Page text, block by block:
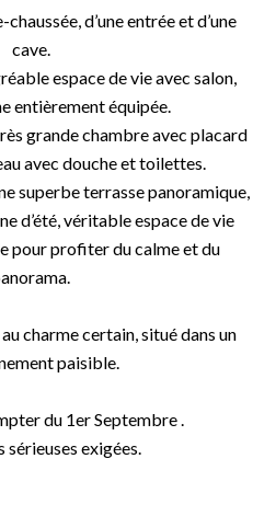
d’une entrée et d’une
cave.
espace de vie avec salon,
entièrement équipée.
grande chambre avec placard
avec douche et toilettes.
superbe terrasse panoramique,
d’été, véritable espace de vie
pour profiter du calme et du
charme certain, situé dans un
paisible.
du 1er Septembre .
sérieuses exigées.